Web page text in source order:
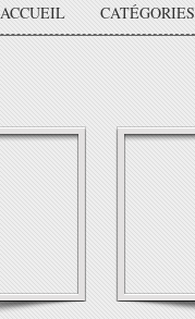
ACCUEIL CATÉGORIES